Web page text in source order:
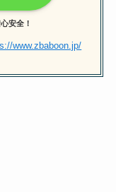
安全！
www.zbaboon.jp/